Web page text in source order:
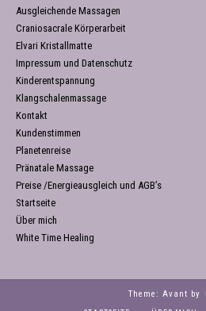
Ausgleichende Massagen
Craniosacrale Körperarbeit
Elvari Kristallmatte
Impressum und Datenschutz
Kinderentspannung
Klangschalenmassage
Kontakt
Kundenstimmen
Planetenreise
Pränatale Massage
Preise /Energieausgleich und AGB’s
Startseite
Über mich
White Time Healing
Theme: Avant by